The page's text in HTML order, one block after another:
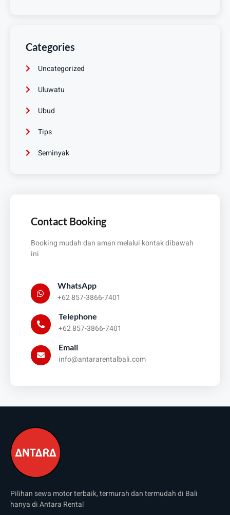
Categories
Uncategorized
Uluwatu
Ubud
Tips
Seminyak
Contact Booking
Booking mudah dan aman melalui kontak dibawah
ini
WhatsApp
+62 857-3866-7401
Telephone
+62 857-3866-7401
Email
info@antararentalbali.com
Pilihan sewa motor terbaik, termurah dan termudah di Bali
hanya di Antara Rental